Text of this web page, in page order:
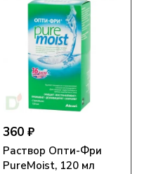
360 ₽
Раствор Опти-Фри
PureMoist, 120 мл